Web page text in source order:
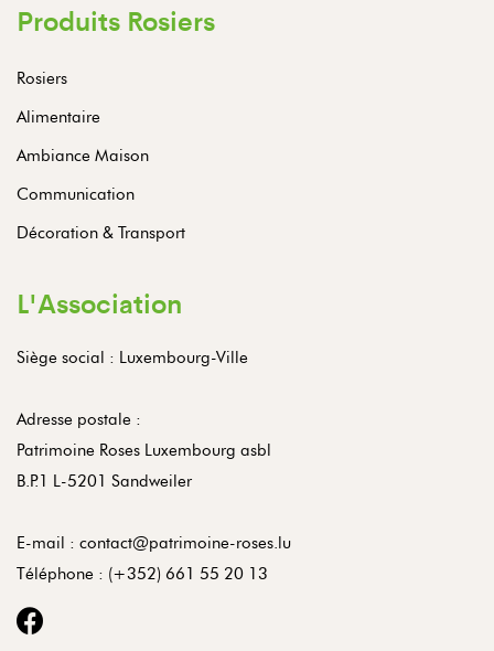
Produits Rosiers
Rosiers
Alimentaire
Ambiance Maison
Communication
Décoration & Transport
L'Association
Siège social : Luxembourg-Ville
Adresse postale :
Patrimoine Roses Luxembourg asbl
B.P.1 L-5201 Sandweiler
E-mail : contact@patrimoine-roses.lu
Téléphone : (+352) 661 55 20 13